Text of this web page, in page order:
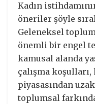
Kadın
öneriler şöyle
Geleneksel
önemli bir engel
kamusal alanda
çalışma koşulları,
piyasasından
toplumsal